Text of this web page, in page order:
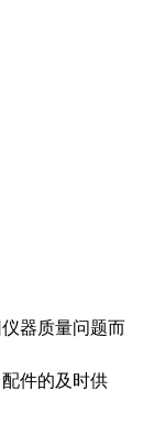
器质量问题而
件的及时供